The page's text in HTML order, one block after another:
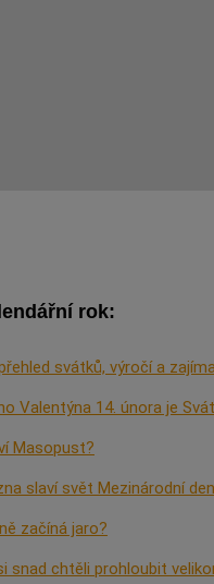
rok:
svátků, výročí a
Valentýna 14. února je
Masopust?
slaví svět Mezinárodní
začíná jaro?
snad chtěli prohloubit